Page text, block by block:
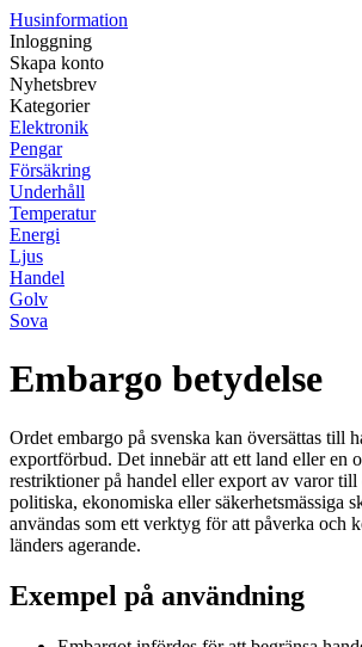
Husinformation
Inloggning
Skapa konto
Nyhetsbrev
Kategorier
Elektronik
Pengar
Försäkring
Underhåll
Temperatur
Energi
Ljus
Handel
Golv
Sova
Embargo betydelse
Ordet embargo på svenska kan översättas till
exportförbud. Det innebär att ett land eller en
restriktioner på handel eller export av varor till
politiska, ekonomiska eller säkerhetsmässiga
användas som ett verktyg för att påverka och
länders agerande.
Exempel på användning